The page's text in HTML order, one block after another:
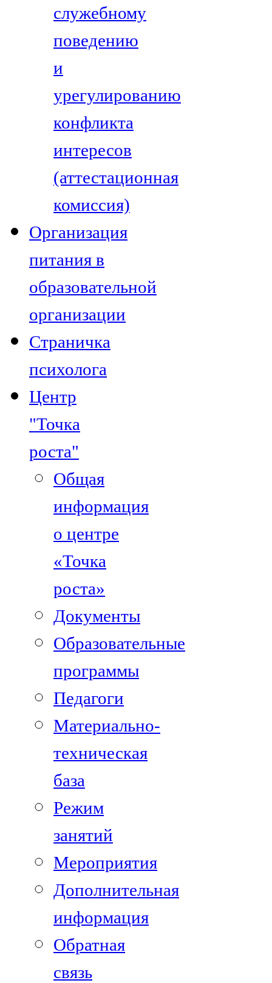
служебному
поведению
и
урегулированию
конфликта
интересов
(аттестационная
комиссия)
Организация
питания в
образовательной
организации
Страничка
психолога
Центр
"Точка
роста"
Общая
информация
о центре
«Точка
роста»
Документы
Образовательные
программы
Педагоги
Материально-
техническая
база
Режим
занятий
Мероприятия
Дополнительная
информация
Обратная
связь